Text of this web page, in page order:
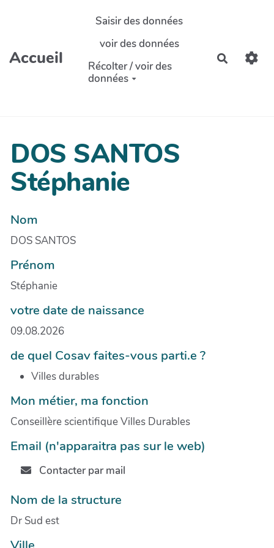
Aller au contenu principal
Accueil
Saisir des données
voir des données
Récolter / voir des
données
DOS SANTOS
Stéphanie
Nom
DOS SANTOS
Prénom
Stéphanie
votre date de naissance
09.08.2026
de quel Cosav faites-vous parti.e ?
Villes durables
Mon métier, ma fonction
Conseillère scientifique Villes Durables
Email (n'apparaitra pas sur le web)
Contacter par mail
Nom de la structure
Dr Sud est